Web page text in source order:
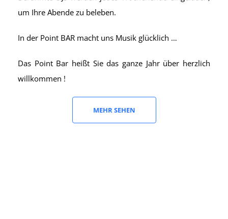
um Ihre Abende zu beleben.
In der Point BAR macht uns Musik glücklich …
Das Point Bar heißt Sie das ganze Jahr über herzlich
willkommen !
MEHR SEHEN